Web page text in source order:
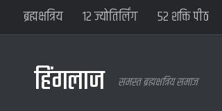
ब्रह्मक्षत्रिय १२ ज्योतिर्लिंग ५२ शक्ति पीठ
हिंगलाज समस्त ब्रह्मक्षत्रिय समाज